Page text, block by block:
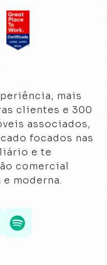
mais
clientes e 300
associados,
focados nas
e te
comercial
moderna.